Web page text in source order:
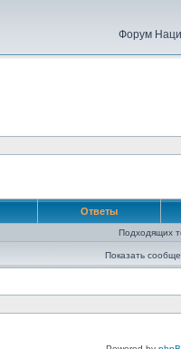
Форум
Ответы
Подходящих
Показать